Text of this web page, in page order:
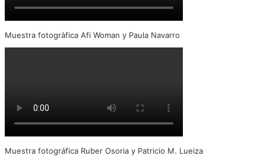
Muestra fotogràfica Afi Woman y Paula Navarro
Muestra fotográfica Ruber Osoria y Patricio M. Lueiza